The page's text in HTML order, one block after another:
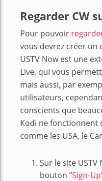
Regarder CW
Pour pouvoir
vous devrez créer un
USTV Now est une
Live, qui vous
mais aussi, par
utilisateurs,
conscients que
Kodi ne fonctionnent
comme les USA, le
Sur le site USTV
bouton “Sign-Up